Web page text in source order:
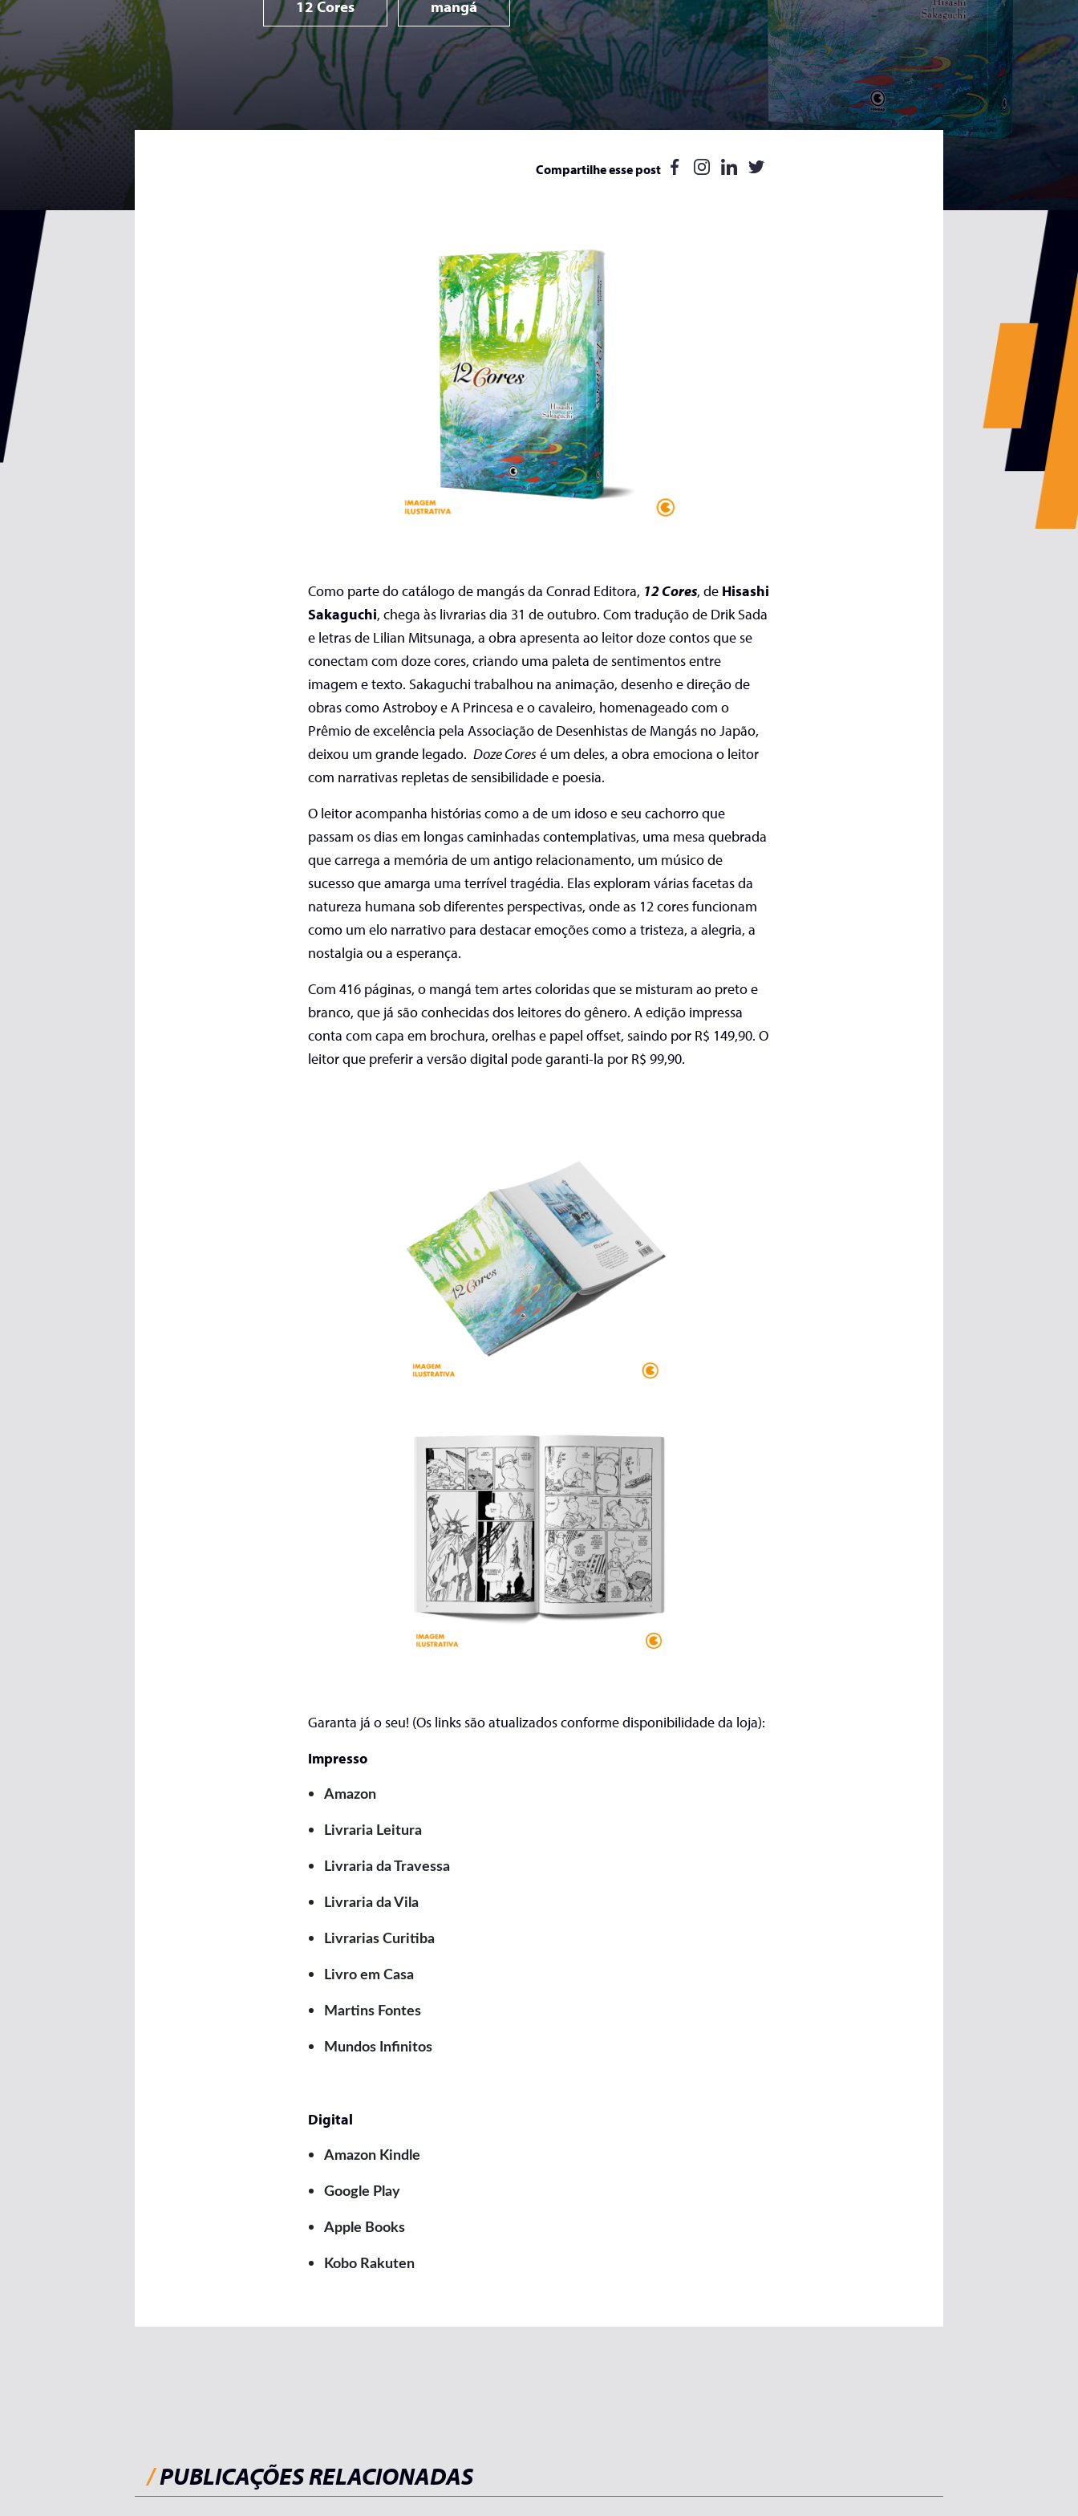
12 Cores mangá
Compartilhe esse post
Como parte do catálogo de mangás da Conrad Editora, 12 Cores, de Hisashi
Sakaguchi, chega às livrarias dia 31 de outubro. Com tradução de Drik Sada
e letras de Lilian Mitsunaga, a obra apresenta ao leitor doze contos que se
conectam com doze cores, criando uma paleta de sentimentos entre
imagem e texto. Sakaguchi trabalhou na animação, desenho e direção de
obras como Astroboy e A Princesa e o cavaleiro, homenageado com o
Prêmio de excelência pela Associação de Desenhistas de Mangás no Japão,
deixou um grande legado. Doze Coresé um deles, a obra emociona o leitor
com narrativas repletas de sensibilidade e poesia.
O leitor acompanha histórias como a de um idoso e seu cachorro que
passam os dias em longas caminhadas contemplativas, uma mesa quebrada
que carrega a memória de um antigo relacionamento, um músico de
sucesso que amarga uma terrível tragédia. Elasexploram várias facetas da
natureza humana sob diferentes perspectivas, onde as 12 cores funcionam
como um elo narrativo para destacar emoções como a tristeza, a alegria, a
nostalgia ou a esperança.
Com 416 páginas, o mangá tem artes coloridas que se misturam ao preto e
branco, que já são conhecidas dos leitores do gênero. A edição impressa
conta com capa em brochura, orelhas e papel offset, saindo por R$ 149,90. O
leitor que preferir a versão digital pode garanti-la por R$ 99,90.
Garanta já o seu! (Os links são atualizados conforme disponibilidade da loja):
Impresso
Amazon
Livraria Leitura
Livraria da Travessa
Livraria da Vila
Livrarias Curitiba
Livro em Casa
Martins Fontes
Mundos Infinitos
Digital
Amazon Kindle
Google Play
Apple Books
Kobo Rakuten
/PUBLICAÇÕES RELACIONADAS